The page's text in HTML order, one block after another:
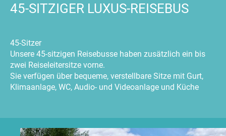
45-SITZIGER LUXUS-REISEBUS
45-Sitzer
Unsere 45-sitzigen Reisebusse haben zusätzlich ein bis
zwei Reiseleitersitze vorne.
Sie verfügen über bequeme, verstellbare Sitze mit Gurt,
Klimaanlage, WC, Audio- und Videoanlage und Küche